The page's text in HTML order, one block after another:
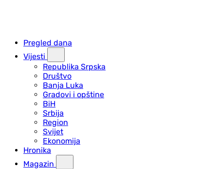
Pregled dana
Vijesti
Republika Srpska
Društvo
Banja Luka
Gradovi i opštine
BiH
Srbija
Region
Svijet
Ekonomija
Hronika
Magazin